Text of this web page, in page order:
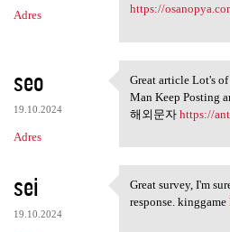
Adres
https://
seo
19.10.2024
Adres
Great article
Great article Lot's
Man Keep Posting
해외문자 https://
sei
19.10.2024
Great survey,
Great survey, I'm
response. kinggame